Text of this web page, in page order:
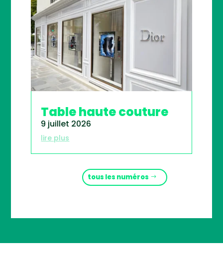
Table haute couture
9 juillet 2026
lire plus
tous les numéros